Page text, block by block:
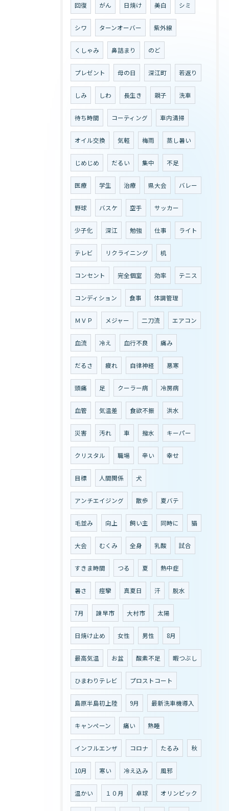
回復 がん 日焼け 美白 シミ
シワ ターンオーバー 紫外線
くしゃみ 鼻詰まり のど
プレゼント 母の日 深江町 若返り
しみ しわ 長生き 親子 洗車
待ち時間 コーティング 車内清掃
オイル交換 気軽 梅雨 蒸し暑い
じめじめ だるい 集中 不足
医療 学生 治療 県大会 バレー
野球 バスケ 空手 サッカー
少子化 深江 勉強 仕事 ライト
テレビ リクライニング 机
コンセント 完全個室 効率 テニス
コンディション 食事 体調管理
ＭＶＰ メジャー 二刀流 エアコン
血流 冷え 血行不良 痛み
だるさ 疲れ 自律神経 悪寒
頭痛 足 クーラー病 冷房病
血管 気温差 食欲不振 洪水
災害 汚れ 車 撥水 キーパー
クリスタル 職場 辛い 幸せ
目標 人間関係 犬
アンチエイジング 散歩 夏バテ
毛並み 向上 飼い主 同時に 猫
大会 むくみ 全身 乳酸 試合
すきま時間 つる 夏 熱中症
暑さ 痙攣 真夏日 汗 脱水
7月 諫早市 大村市 太陽
日焼け止め 女性 男性 8月
最高気温 お盆 酸素不足 暇つぶし
ひまわりテレビ プロストコート
島原半島初上陸 9月 最新洗車機導入
キャンペーン 痛い 熟睡
インフルエンザ コロナ たるみ 秋
10月 寒い 冷え込み 風邪
温かい １０月 卓球 オリンピック